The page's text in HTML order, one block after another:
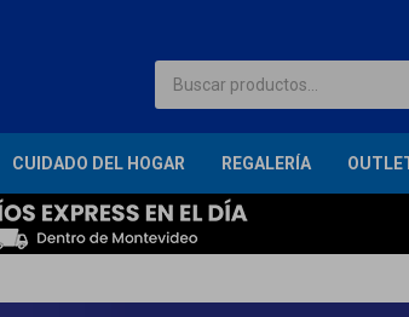
CUIDADO DEL HOGAR REGALERÍA